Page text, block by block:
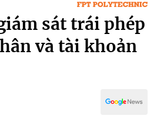
sát trái phép
và tài khoản